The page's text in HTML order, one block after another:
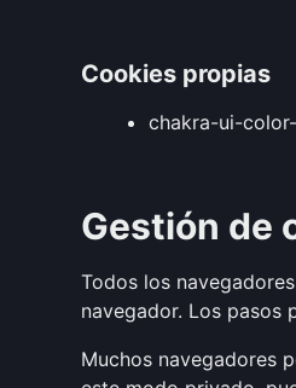
Cookies propias
chakra-ui-
Gestión de
Todos los
navegador. Los pasos
Muchos navegadores